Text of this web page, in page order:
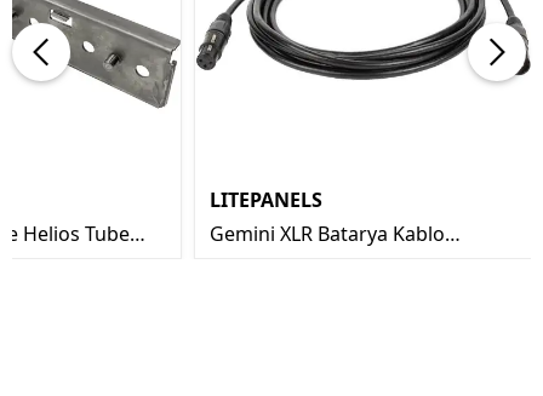
Helios Tube
LITEPANELS
Gemini XLR Batarya Kablo